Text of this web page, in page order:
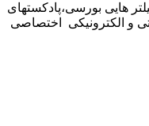
اختصاصی